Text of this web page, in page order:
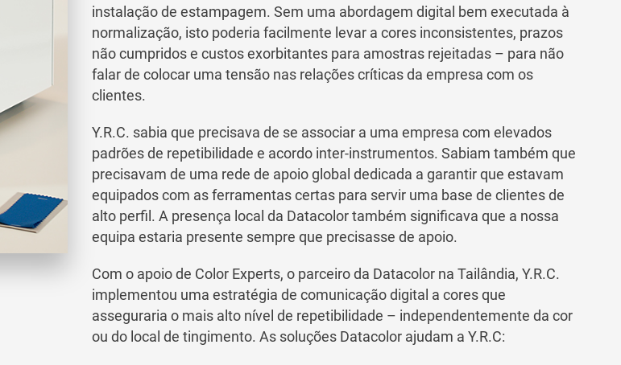
instalação de estampagem. Sem uma abordagem digital bem executada à
normalização, isto poderia facilmente levar a cores inconsistentes, prazos
não cumpridos e custos exorbitantes para amostras rejeitadas – para não
falar de colocar uma tensão nas relações críticas da empresa com os
clientes.
Y.R.C. sabia que precisava de se associar a uma empresa com elevados
padrões de repetibilidade e acordo inter-instrumentos. Sabiam também que
precisavam de uma rede de apoio global dedicada a garantir que estavam
equipados com as ferramentas certas para servir uma base de clientes de
alto perfil. A presença local da Datacolor também significava que a nossa
equipa estaria presente sempre que precisasse de apoio.
Com o apoio de Color Experts, o parceiro da Datacolor na Tailândia, Y.R.C.
implementou uma estratégia de comunicação digital a cores que
asseguraria o mais alto nível de repetibilidade – independentemente da cor
ou do local de tingimento. As soluções Datacolor ajudam a Y.R.C: